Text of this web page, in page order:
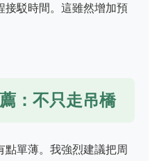
接駁時間。這雖然增加預
：不只走吊橋
點單薄。我強烈建議把周